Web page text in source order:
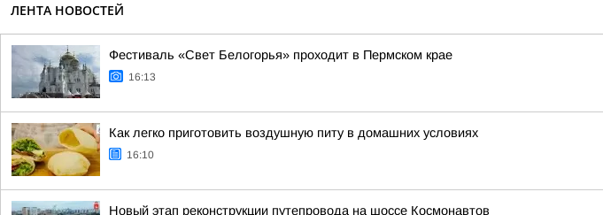
ЛЕНТА НОВОСТЕЙ
Фестиваль «Свет Белогорья» проходит в Пермском крае
16:13
Как легко приготовить воздушную питу в домашних условиях
16:10
Новый этап реконструкции путепровода на шоссе Космонавтов